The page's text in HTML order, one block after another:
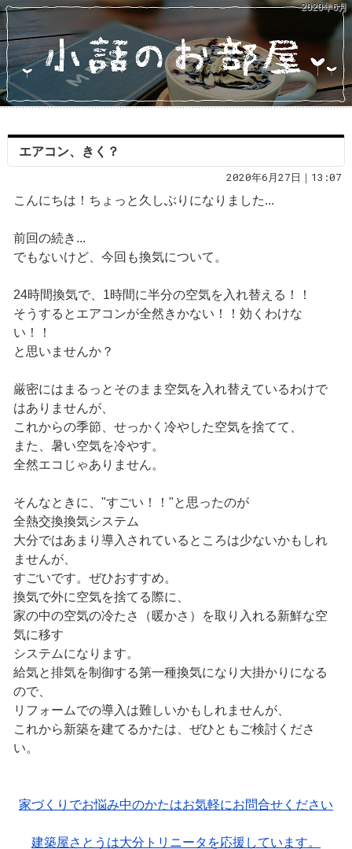
2020年6月
エアコン、きく？
2020年6月27日｜13:07
こんにちは！ちょっと久しぶりになりました...
前回の続き...
でもないけど、今回も換気について。
24時間換気で、1時間に半分の空気を入れ替える！！
そうするとエアコンが全然きかない！！効くわけな
い！！
と思いませんか？
厳密にはまるっとそのまま空気を入れ替えているわけで
はありませんが、
これからの季節、せっかく冷やした空気を捨てて、
また、暑い空気を冷やす。
全然エコじゃありません。
そんなときに、"すごい！！"と思ったのが
全熱交換換気システム
大分ではあまり導入されているところは少ないかもしれ
ませんが、
すごいです。ぜひおすすめ。
換気で外に空気を捨てる際に、
家の中の空気の冷たさ（暖かさ）を取り入れる新鮮な空
気に移す
システムになります。
給気と排気を制御する第一種換気になり大掛かりになる
ので、
リフォームでの導入は難しいかもしれませんが、
これから新築を建てるかたは、ぜひともご検討くださ
い。
家づくりでお悩み中のかたはお気軽にお問合せください
建築屋さとうは大分トリニータを応援しています。